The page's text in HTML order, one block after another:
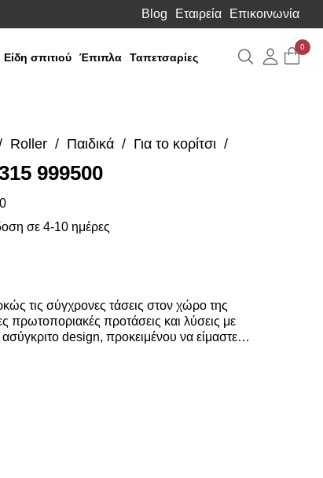
Blog Εταιρεία Επικοινωνία
Είδη σπιτιού Έπιπλα Ταπετσαρίες Αναζήτηση
0
Roller Παιδικά Για το κορίτσι
999500
σε 4-10 ημέρες
τις σύγχρονες τάσεις στον χώρο της
πρωτοποριακές προτάσεις και λύσεις με
design, προκειμένου να είμαστε
σεζόν και εμπλουτίζεται με φρέσκες
να χαρίσουμε χρώμα και ασύγκριτο στυλ
αναδείξουμε με τον πιο όμορφο τρόπο!